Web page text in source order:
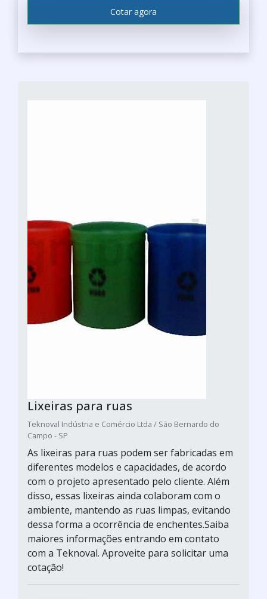
Cotar agora
Lixeiras para ruas
Teknoval Indústria e Comércio Ltda / São Bernardo do
Campo - SP
As lixeiras para ruas podem ser fabricadas em
diferentes modelos e capacidades, de acordo
com o projeto apresentado pelo cliente. Além
disso, essas lixeiras ainda colaboram com o
ambiente, mantendo as ruas limpas, evitando
dessa forma a ocorrência de enchentes.Saiba
maiores informações entrando em contato
com a Teknoval. Aproveite para solicitar uma
cotação!